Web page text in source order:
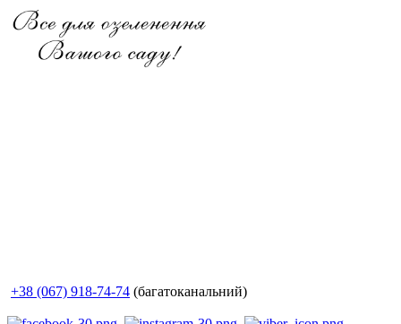
+38 (067) 918-74-74 (багатоканальний)